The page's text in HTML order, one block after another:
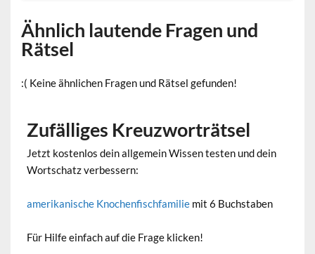
Ähnlich lautende Fragen und
Rätsel
:( Keine ähnlichen Fragen und Rätsel gefunden!
Zufälliges Kreuzworträtsel
Jetzt kostenlos dein allgemein Wissen testen und dein
Wortschatz verbessern:
amerikanische Knochenfischfamilie mit 6 Buchstaben
Für Hilfe einfach auf die Frage klicken!